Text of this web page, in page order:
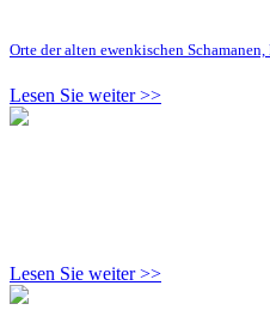
Orte der alten ewenkischen
Lesen Sie weiter >>
Lesen Sie weiter >>